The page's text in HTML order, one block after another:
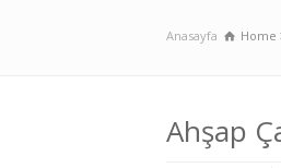
Anasayfa Home
Ahşap